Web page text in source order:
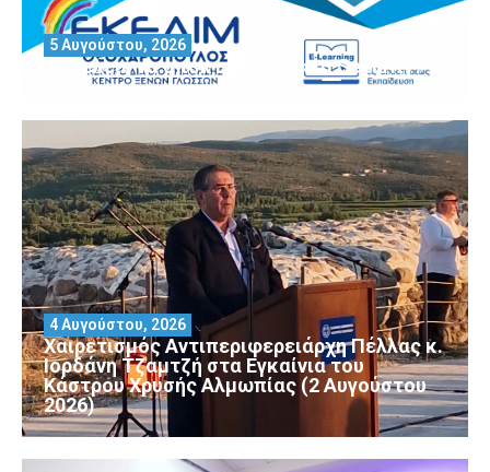
Θέλεις να αποκτήσεις άδεια Security?
5 Αυγούστου, 2026
Χαιρετισμός Αντιπεριφερειάρχη Πέλλας κ.
Ιορδάνη Τζαμτζή στα Εγκαίνια του
Κάστρου Χρυσής Αλμωπίας (2 Αυγούστου
2026)
4 Αυγούστου, 2026